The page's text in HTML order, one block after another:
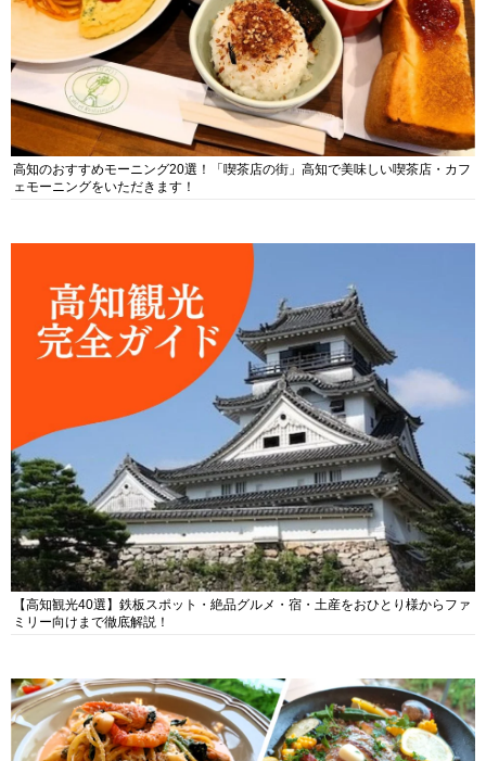
高知のおすすめモーニング20選！「喫茶店の街」高知で美味しい喫茶店・カフ
ェモーニングをいただきます！
【高知観光40選】鉄板スポット・絶品グルメ・宿・土産をおひとり様からファ
ミリー向けまで徹底解説！